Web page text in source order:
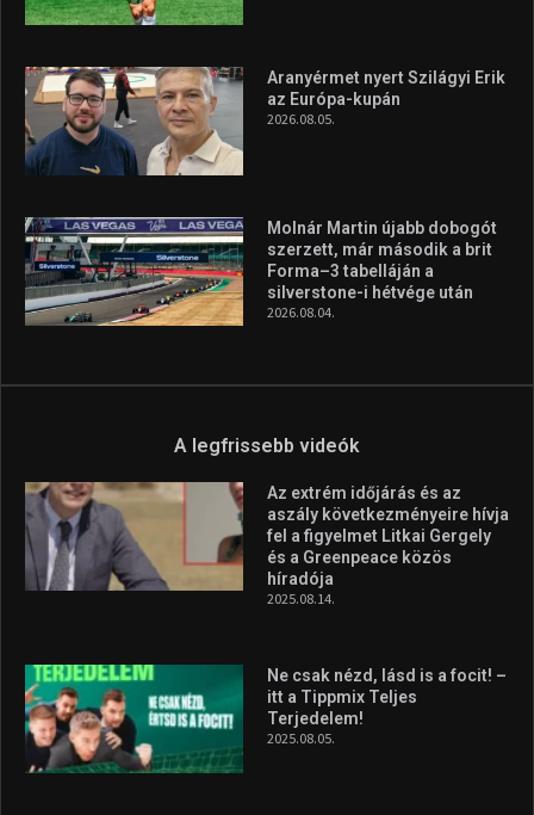
Aranyérmet nyert Szilágyi Erik
az Európa-kupán
2026.08.05.
Molnár Martin újabb dobogót
szerzett, már második a brit
Forma–3 tabelláján a
silverstone-i hétvége után
2026.08.04.
A legfrissebb videók
Az extrém időjárás és az
aszály következményeire hívja
fel a figyelmet Litkai Gergely
és a Greenpeace közös
híradója
2025.08.14.
Ne csak nézd, lásd is a focit! –
itt a Tippmix Teljes
Terjedelem!
2025.08.05.